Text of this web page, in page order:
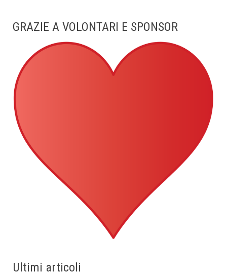
GRAZIE A VOLONTARI E SPONSOR
Ultimi articoli